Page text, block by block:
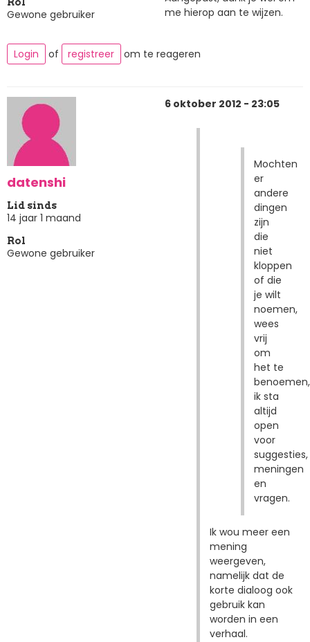
Gewone gebruiker
me hierop aan te wijzen.
Login of registreer om te reageren
datenshi
Lid sinds
14 jaar 1 maand
Rol
Gewone gebruiker
6 oktober 2012 - 23:05
Mochten
er
andere
dingen
zijn
die
niet
kloppen
of die
je wilt
noemen,
wees
vrij
om
het te
benoemen,
ik sta
altijd
open
voor
suggesties,
meningen
en
vragen.
Ik wou meer een
mening
weergeven,
namelijk dat de
korte dialoog ook
gebruik kan
worden in een
verhaal.